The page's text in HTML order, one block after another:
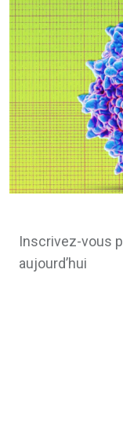
Inscrivez-vous
aujourd’hui